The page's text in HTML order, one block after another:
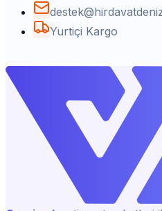
Yurtiçi Kargo